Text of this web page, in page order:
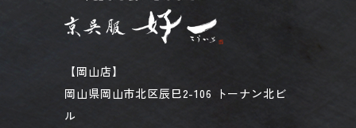
【岡山店】
岡山県岡山市北区辰巳2-106 トーナン北ビ
ル